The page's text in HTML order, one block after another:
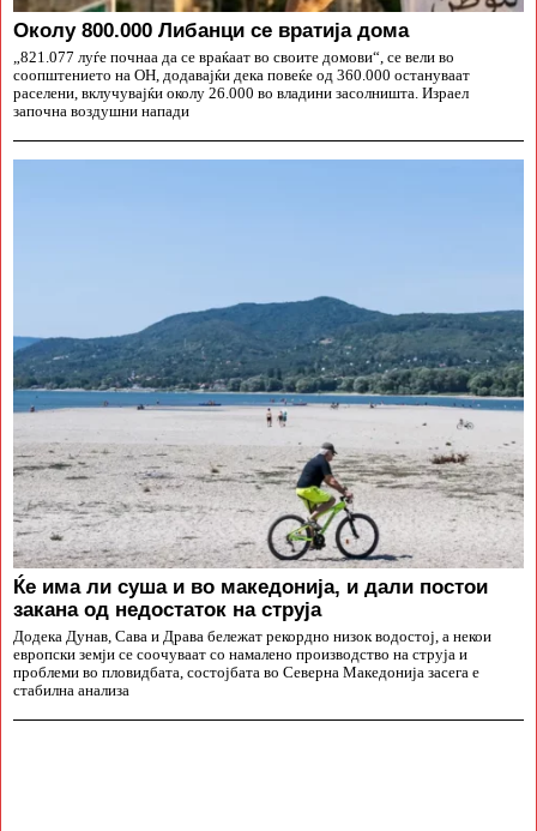
Околу 800.000 Либанци се вратија дома
„821.077 луѓе почнаа да се враќаат во своите домови“, се вели во
соопштението на ОН, додавајќи дека повеќе од 360.000 остануваат
раселени, вклучувајќи околу 26.000 во владини засолништа. Израел
започна воздушни напади
Ќе има ли суша и во македонија, и дали постои
закана од недостаток на струја
Додека Дунав, Сава и Драва бележат рекордно низок водостој, а некои
европски земји се соочуваат со намалено производство на струја и
проблеми во пловидбата, состојбата во Северна Македонија засега е
стабилна анализа